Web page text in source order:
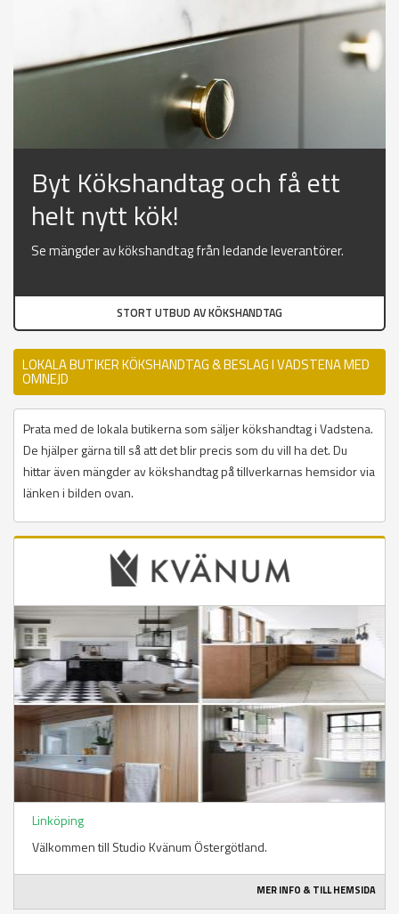
Byt Kökshandtag och få ett
helt nytt kök!
Se mängder av kökshandtag från ledande leverantörer.
STORT UTBUD AV KÖKSHANDTAG
LOKALA BUTIKER KÖKSHANDTAG & BESLAG I VADSTENA MED
OMNEJD
Prata med de lokala butikerna som säljer kökshandtag i Vadstena.
De hjälper gärna till så att det blir precis som du vill ha det. Du
hittar även mängder av kökshandtag på tillverkarnas hemsidor via
länken i bilden ovan.
Linköping
Välkommen till Studio Kvänum Östergötland.
MER INFO & TILL HEMSIDA